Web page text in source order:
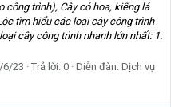
công trình), Cây có hoa, kiểng lá
tìm hiểu các loại cây công trình
cây công trình nhanh lớn nhất: 1.
6/23 Trả lời: 0 Diễn đàn: Dịch vụ